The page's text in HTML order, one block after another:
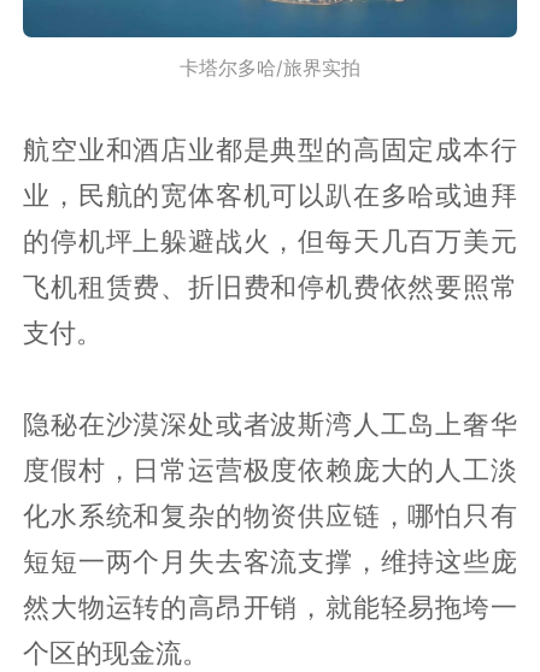
卡塔尔多哈/旅界实拍
航空业和酒店业都是典型的高固定成本行
业，民航的宽体客机可以趴在多哈或迪拜
的停机坪上躲避战火，但每天几百万美元
飞机租赁费、折旧费和停机费依然要照常
支付。
隐秘在沙漠深处或者波斯湾人工岛上奢华
度假村，日常运营极度依赖庞大的人工淡
化水系统和复杂的物资供应链，哪怕只有
短短一两个月失去客流支撑，维持这些庞
然大物运转的高昂开销，就能轻易拖垮一
个区的现金流。